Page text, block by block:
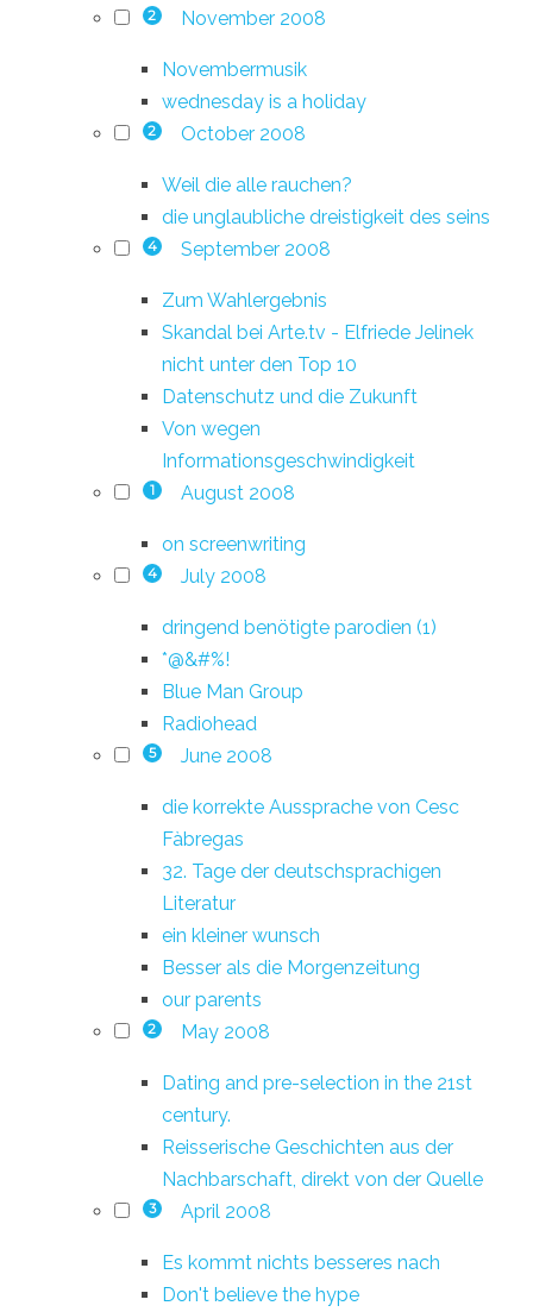
2 November 2008
Novembermusik
wednesday is a holiday
2 October 2008
Weil die alle rauchen?
die unglaubliche dreistigkeit des seins
4 September 2008
Zum Wahlergebnis
Skandal bei Arte.tv - Elfriede Jelinek
nicht unter den Top 10
Datenschutz und die Zukunft
Von wegen
Informationsgeschwindigkeit
1 August 2008
on screenwriting
4 July 2008
dringend benötigte parodien (1)
*@&#%!
Blue Man Group
Radiohead
5 June 2008
die korrekte Aussprache von Cesc
Fàbregas
32. Tage der deutschsprachigen
Literatur
ein kleiner wunsch
Besser als die Morgenzeitung
our parents
2 May 2008
Dating and pre-selection in the 21st
century.
Reisserische Geschichten aus der
Nachbarschaft, direkt von der Quelle
3 April 2008
Es kommt nichts besseres nach
Don't believe the hype